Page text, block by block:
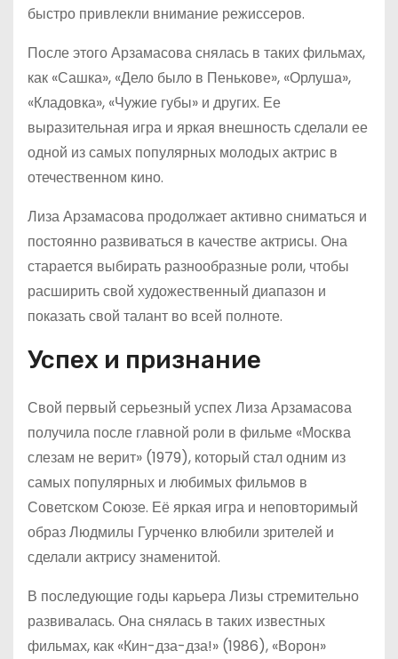
быстро привлекли внимание режиссеров.
После этого Арзамасова снялась в таких фильмах,
как «Сашка», «Дело было в Пенькове», «Орлуша»,
«Кладовка», «Чужие губы» и других. Ее
выразительная игра и яркая внешность сделали ее
одной из самых популярных молодых актрис в
отечественном кино.
Лиза Арзамасова продолжает активно сниматься и
постоянно развиваться в качестве актрисы. Она
старается выбирать разнообразные роли, чтобы
расширить свой художественный диапазон и
показать свой талант во всей полноте.
Успех и признание
Свой первый серьезный успех Лиза Арзамасова
получила после главной роли в фильме «Москва
слезам не верит» (1979), который стал одним из
самых популярных и любимых фильмов в
Советском Союзе. Её яркая игра и неповторимый
образ Людмилы Гурченко влюбили зрителей и
сделали актрису знаменитой.
В последующие годы карьера Лизы стремительно
развивалась. Она снялась в таких известных
фильмах, как «Кин-дза-дза!» (1986), «Ворон»